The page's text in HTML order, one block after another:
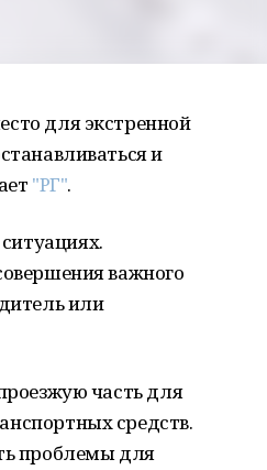
для экстренной
и
"РГ".
важного
или
часть для
средств.
проблемы для